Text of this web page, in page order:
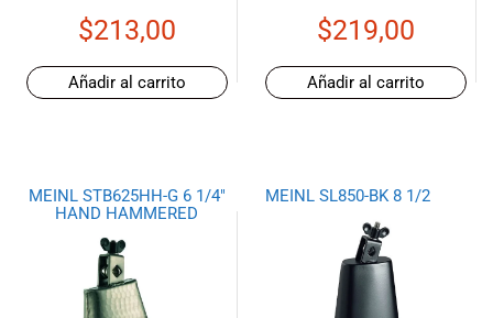
$213,00
Añadir al carrito
$219,00
Añadir al carrito
MEINL STB625HH-G 6 1/4″
HAND HAMMERED
MEINL SL850-BK 8 1/2